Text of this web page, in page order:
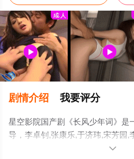
剧情介绍 我要评分
星空影院国产剧《长风少年词》是
导，李卓钊,张康乐,于济玮,宋芳园,
心蕊,李倩,纪李,王名扬,王绘春等演
